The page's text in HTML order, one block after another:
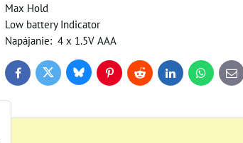
Max Hold
Low battery Indicator
Napájanie: 4 x 1.5V AAA
FacebookTwitter BlueskyPinterestReddit LinkedInWhatsApp
E-
mail